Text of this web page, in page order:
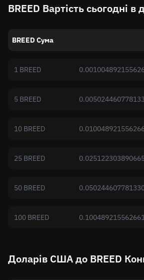
BREED Вартість сьогодні
BREED Сума
1 BREED
5 BREED
10 BREED
25 BREED
50 BREED
100 BREED
Доларів США до BREED